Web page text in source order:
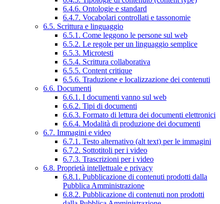
6.4.6. Ontologie e standard
6.4.7. Vocabolari controllati e tassonomie
6.5. Scrittura e linguaggio
6.5.1. Come leggono le persone sul web
6.5.2. Le regole per un linguaggio semplice
6.5.3. Microtesti
6.5.4. Scrittura collaborativa
6.5.5. Content critique
6.5.6. Traduzione e localizzazione dei contenuti
6.6. Documenti
6.6.1. I documenti vanno sul web
6.6.2. Tipi di documenti
6.6.3. Formato di lettura dei documenti elettronici
6.6.4. Modalità di produzione dei documenti
6.7. Immagini e video
6.7.1. Testo alternativo (alt text) per le immagini
6.7.2. Sottotitoli per i video
6.7.3. Trascrizioni per i video
6.8. Proprietà intellettuale e privacy
6.8.1. Pubblicazione di contenuti prodotti dalla
Pubblica Amministrazione
6.8.2. Pubblicazione di contenuti non prodotti